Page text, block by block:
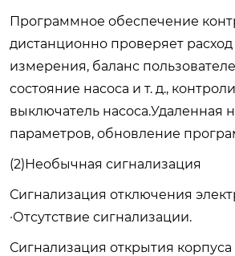
Программное обеспечение
дистанционно проверяет расход
измерения, баланс
состояние насоса и т. д.,
выключатель насоса.Удаленная
параметров, обновление
(2)Необычная сигнализация
Сигнализация отключения
·Отсутствие сигнализации.
Сигнализация открытия корпуса